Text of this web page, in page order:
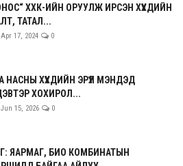
ХХК-ИЙН ОРУУЛЖ ИРСЭН ХҮҮХДИЙН
ТАТАЛ...
Apr 17, 2024 0
НАСНЫ ХҮҮХДИЙН ЭРҮҮЛ МЭНДЭД
ХОХИРОЛ...
Jun 15, 2026 0
ЯАРМАГ, БИО КОМБИНАТЫН